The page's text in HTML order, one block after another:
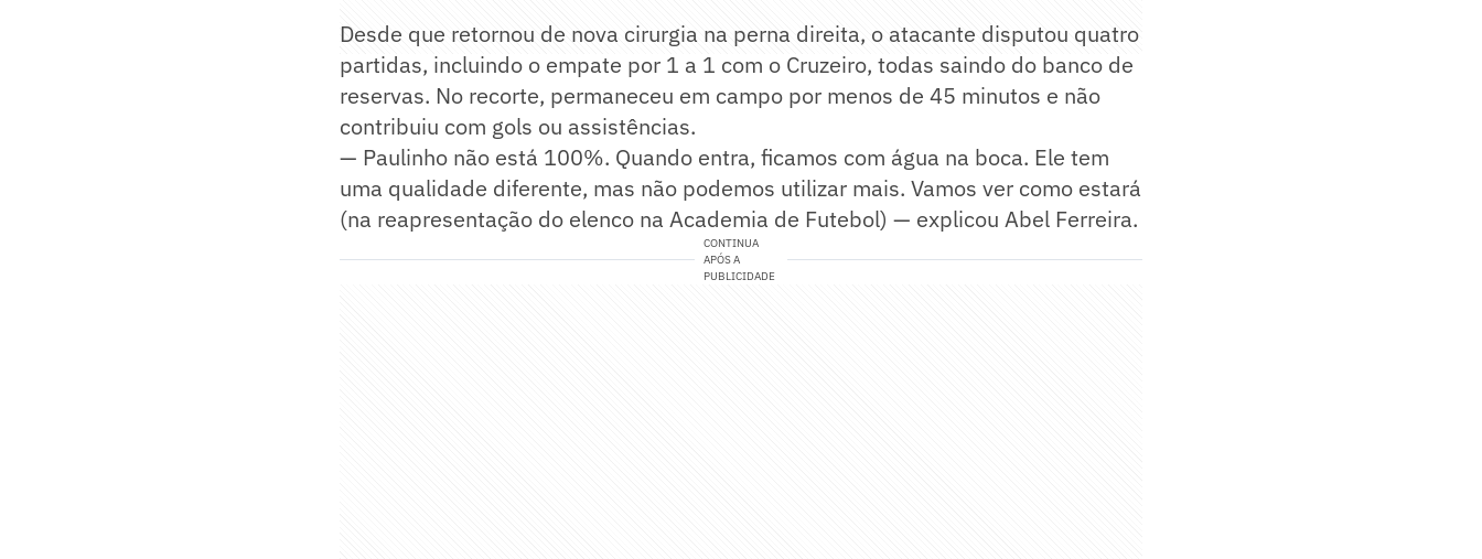
Desde que retornou de nova cirurgia na perna direita, o atacante disputou quatro
partidas, incluindo o empate por 1 a 1 com o Cruzeiro, todas saindo do banco de
reservas. No recorte, permaneceu em campo por menos de 45 minutos e não
contribuiu com gols ou assistências.
— Paulinho não está 100%. Quando entra, ficamos com água na boca. Ele tem
uma qualidade diferente, mas não podemos utilizar mais. Vamos ver como estará
(na reapresentação do elenco na Academia de Futebol) — explicou Abel Ferreira.
CONTINUA
APÓS A
PUBLICIDADE